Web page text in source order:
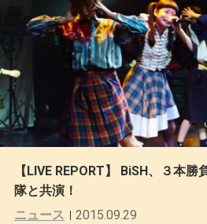
【LIVE REPORT】 BiSH、３本
隊と共演！
ニュース
2015.09.29